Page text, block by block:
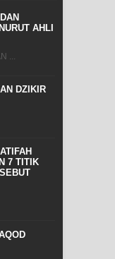
AHLI
...
DZIKIR
7 TITIK